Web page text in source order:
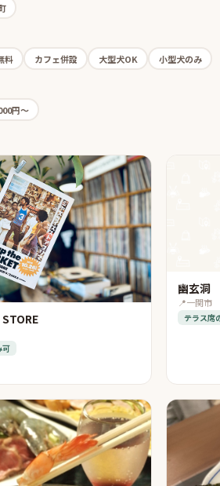
料 カフェ併設 大型犬OK 小型犬のみ
円〜
可
幽玄洞
📍一関市
テラス席